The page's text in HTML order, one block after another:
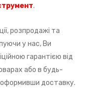
.
розпродажі та
у нас, Ви
гарантією від
або в будь-
оформивши доставку.